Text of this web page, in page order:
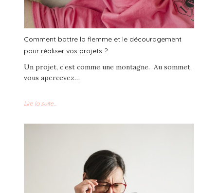
Comment battre la flemme et le découragement
pour réaliser vos projets ?
Un projet, c’est comme une montagne. Au sommet,
vous apercevez…
Lire la suite...